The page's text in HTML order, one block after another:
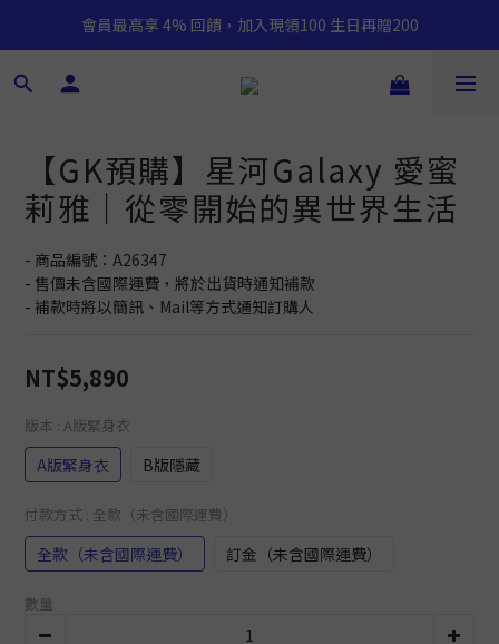
會員最高享 4% 回饋，加入現領100 生日再贈200
【GK預購】星河Galaxy 愛蜜
莉雅｜從零開始的異世界生活
- 商品編號：A26347
- 售價未含國際運費，將於出貨時通知補款
- 補款時將以簡訊、Mail等方式通知訂購人
NT$5,890
版本 : A版緊身衣
A版緊身衣 B版隱藏
付款方式 : 全款（未含國際運費）
全款（未含國際運費） 訂金（未含國際運費）
數量